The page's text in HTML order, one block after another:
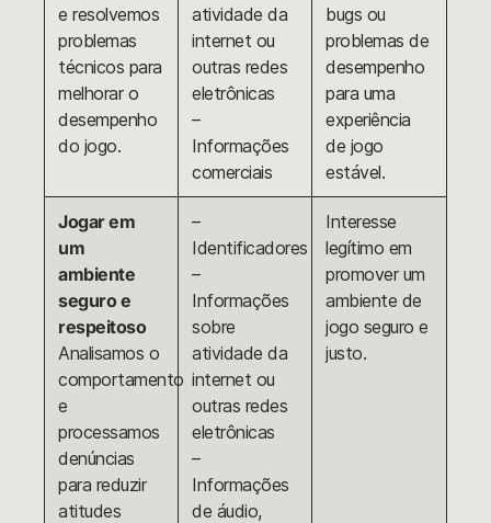
e resolvemos
problemas
técnicos para
melhorar o
desempenho
do jogo.
atividade da
internet ou
outras redes
eletrônicas
–
Informações
comerciais
bugs ou
problemas de
desempenho
para uma
experiência
de jogo
estável.
Jogar em
um
ambiente
seguro e
respeitoso
Analisamos o
comportamento
e
processamos
denúncias
para reduzir
atitudes
–
Identificadores
–
Informações
sobre
atividade da
internet ou
outras redes
eletrônicas
–
Informações
de áudio,
Interesse
legítimo em
promover um
ambiente de
jogo seguro e
justo.